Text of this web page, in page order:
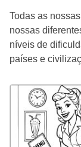
Todas as
nossas
níveis de
países e